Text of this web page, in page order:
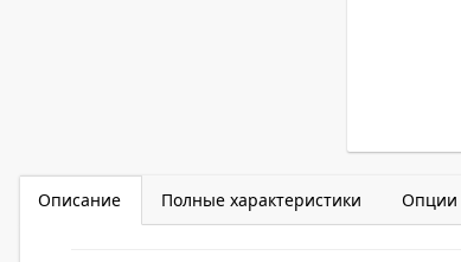
Описание Полные характеристики Опции